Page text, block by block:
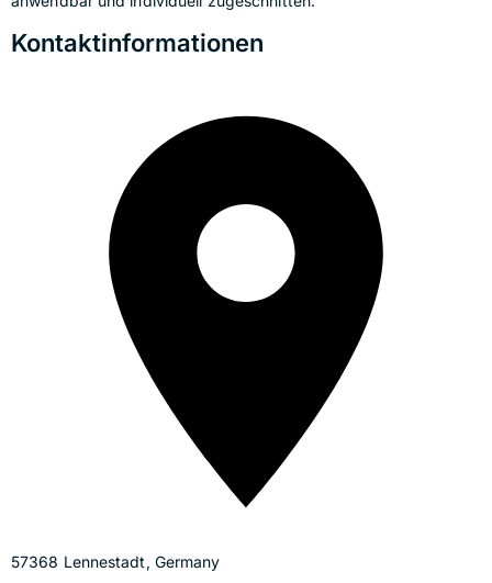
Kontaktinformationen
57368 Lennestadt, Germany